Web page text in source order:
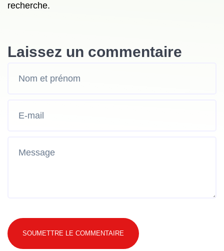
recherche.
Laissez un commentaire
SOUMETTRE LE COMMENTAIRE